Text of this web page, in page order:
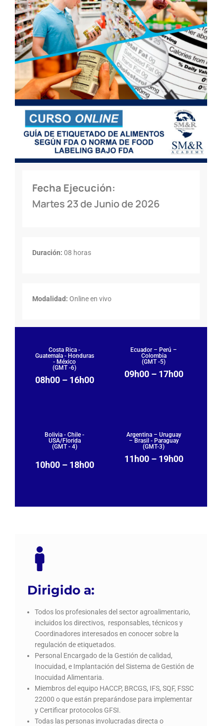
Fecha Ejecución:
Martes 23 de Junio de 2026
Duración: 08 horas
Modalidad: Online en vivo
Costa Rica -
Guatemala - Honduras
- México
(GMT -6)
08h00 – 16h00
Ecuador – Perú –
Colombia
(GMT -5)
09h00 – 17h00
Bolivia - Chile -
USA/Florida
(GMT - 4)
10h00 – 18h00
Argentina – Uruguay
– Brasil - Paraguay
(GMT-3)
11h00 – 19h00
Dirigido a:
Todos los profesionales del sector agroalimentario,
incluidos los directivos, responsables, técnicos y
Coordinadores interesados en conocer sobre la
regulación de etiquetados.
Personal Encargado de la Gestión de calidad,
Inocuidad, e Implantación del Sistema de Gestión de
Inocuidad Alimentaria.
Miembros del equipo HACCP, BRCGS, IFS, SQF, FSSC
22000 o que están preparándose para implementar
y Certificar protocolos GFSI.
Todas las personas involucradas directa o